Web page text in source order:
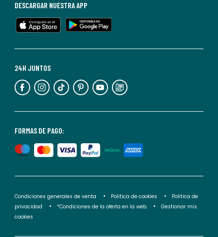
en
cualquier
Para
información,
puedes
de
privacidad</2>.
FORMAS DE PAGO:
24H JUNTOS
DESCARGAR NUESTRA APP
Condiciones generales de venta Politica de cookies
Politica de
privacidad
*Condiciones de la oferta en la web
Gestionar mis
cookies